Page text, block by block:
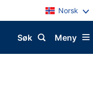
Norsk
Meny
Søk